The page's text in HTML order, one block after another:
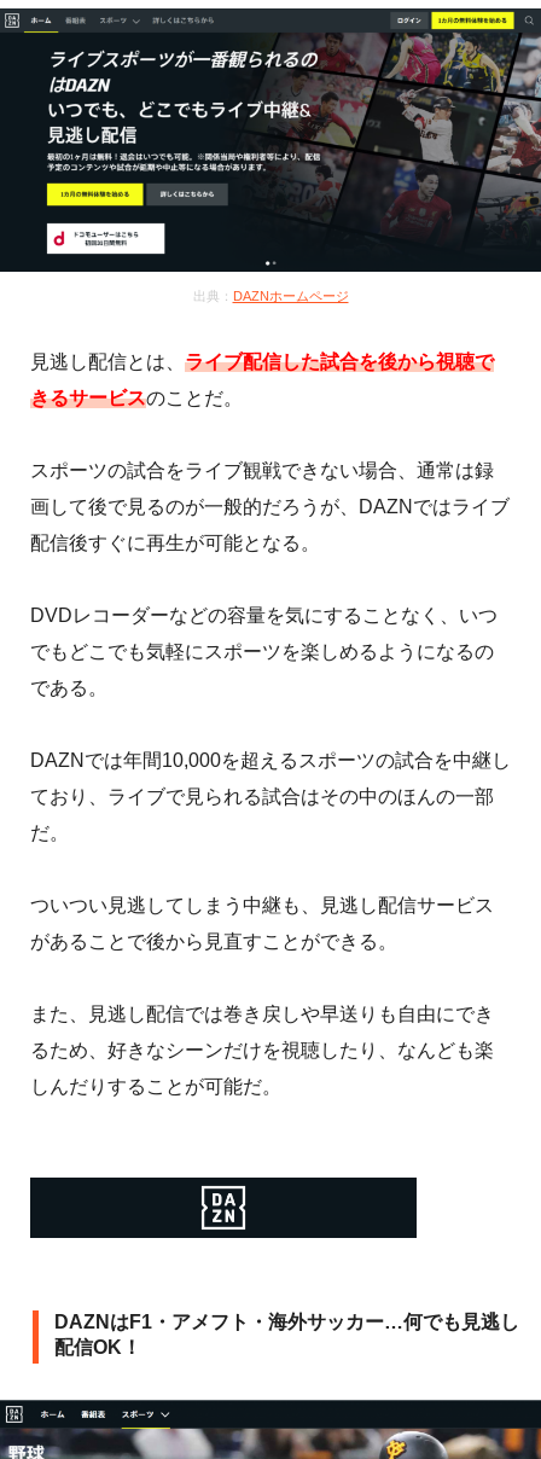
出典： DAZNホームページ
見逃し配信とは、 ライブ配信した試合を後から視聴で
きるサービスのことだ。
スポーツの試合をライブ観戦できない場合、通常は録
画して後で見るのが一般的だろうが、DAZNではライブ
配信後すぐに再生が可能となる。
DVDレコーダーなどの容量を気にすることなく、いつ
でもどこでも気軽にスポーツを楽しめるようになるの
である。
DAZNでは年間10,000を超えるスポーツの試合を中継し
ており、ライブで見られる試合はその中のほんの一部
だ。
ついつい見逃してしまう中継も、見逃し配信サービス
があることで後から見直すことができる。
また、見逃し配信では巻き戻しや早送りも自由にでき
るため、好きなシーンだけを視聴したり、なんども楽
しんだりすることが可能だ。
DAZNはF1・アメフト・海外サッカー…何でも見逃し
配信OK！